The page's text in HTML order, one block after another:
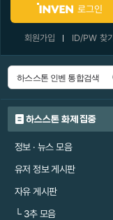
로그인
회원가입 ID/PW 찾기
하스스톤 화제 집중
정보 · 뉴스 모음
유저 정보 게시판
자유 게시판
└3추 모음